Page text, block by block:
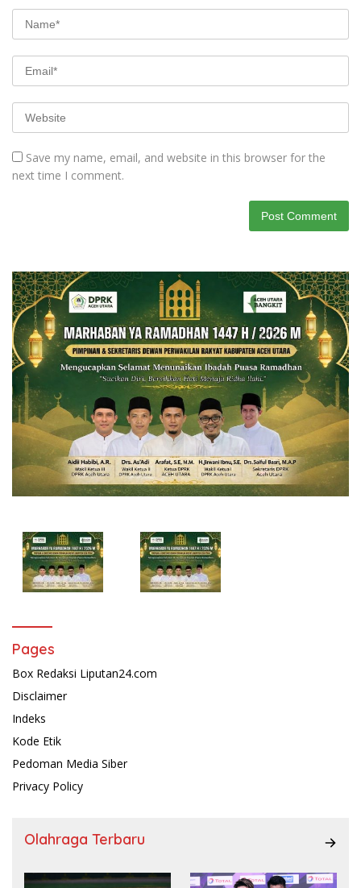
Save my name, email, and website in this browser for the
next time I comment.
Pages
Box Redaksi Liputan24.com
Disclaimer
Indeks
Kode Etik
Pedoman Media Siber
Privacy Policy
Olahraga Terbaru